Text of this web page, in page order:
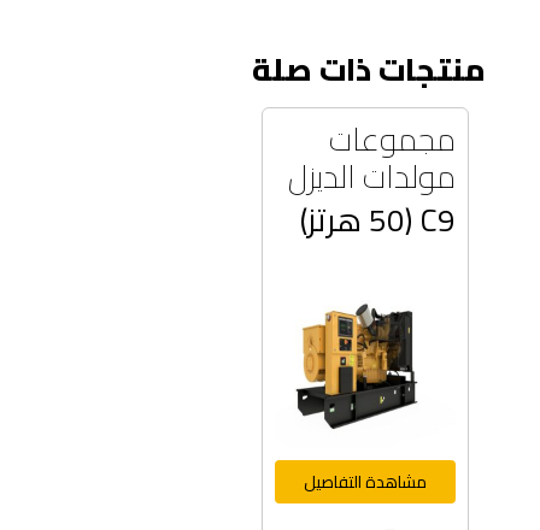
منتجات ذات صلة
مجموعات
مولدات الديزل
C9 (50 هرتز)
مشاهدة التفاصيل